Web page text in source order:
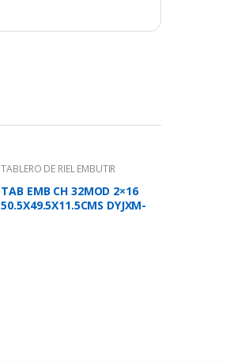
TABLERO DE RIEL EMBUTIR
TAB EMB CH 32MOD 2×16
50.5X49.5X11.5CMS DYJXM-